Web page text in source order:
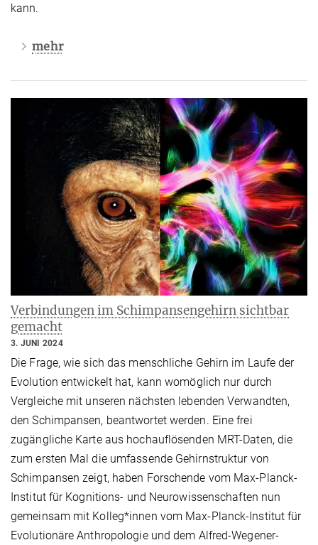
kann.
mehr
Verbindungen im Schimpansengehirn sichtbar
gemacht
3. JUNI 2024
Die Frage, wie sich das menschliche Gehirn im Laufe der
Evolution entwickelt hat, kann womöglich nur durch
Vergleiche mit unseren nächsten lebenden Verwandten,
den Schimpansen, beantwortet werden. Eine frei
zugängliche Karte aus hochauflösenden MRT-Daten, die
zum ersten Mal die umfassende Gehirnstruktur von
Schimpansen zeigt, haben Forschende vom Max-Planck-
Institut für Kognitions- und Neurowissenschaften nun
gemeinsam mit Kolleg*innen vom Max-Planck-Institut für
Evolutionäre Anthropologie und dem Alfred-Wegener-